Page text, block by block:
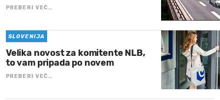
PREBERI VEČ…
SLOVENIJA
Velika novost za komitente NLB,
to vam pripada po novem
PREBERI VEČ…